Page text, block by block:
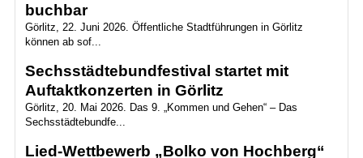
buchbar
Görlitz, 22. Juni 2026. Öffentliche Stadtführungen in Görlitz
können ab sof...
Sechsstädtebundfestival startet mit
Auftaktkonzerten in Görlitz
Görlitz, 20. Mai 2026. Das 9. „Kommen und Gehen“ – Das
Sechsstädtebundfe...
Lied-Wettbewerb „Bolko von Hochberg“